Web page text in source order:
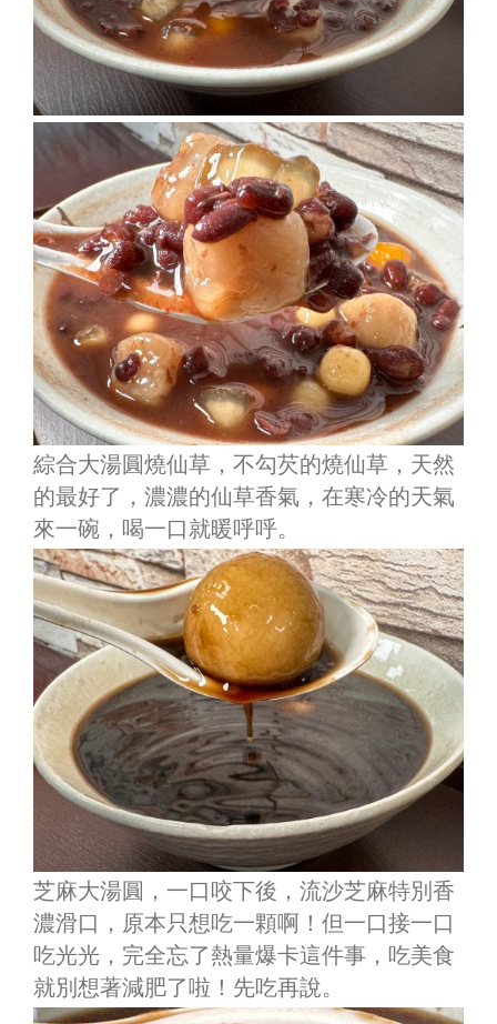
綜合大湯圓燒仙草，不勾芡的燒仙草，天然
的最好了，濃濃的仙草香氣，在寒冷的天氣
來一碗，喝一口就暖呼呼。
芝麻大湯圓，一口咬下後，流沙芝麻特別香
濃滑口，原本只想吃一顆啊！但一口接一口
吃光光，完全忘了熱量爆卡這件事，吃美食
就別想著減肥了啦！先吃再說。